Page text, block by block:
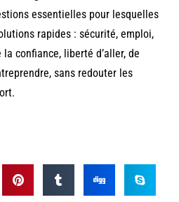
essentielles pour lesquelles
rapides : sécurité, emploi,
confiance, liberté d’aller, de
sans redouter les